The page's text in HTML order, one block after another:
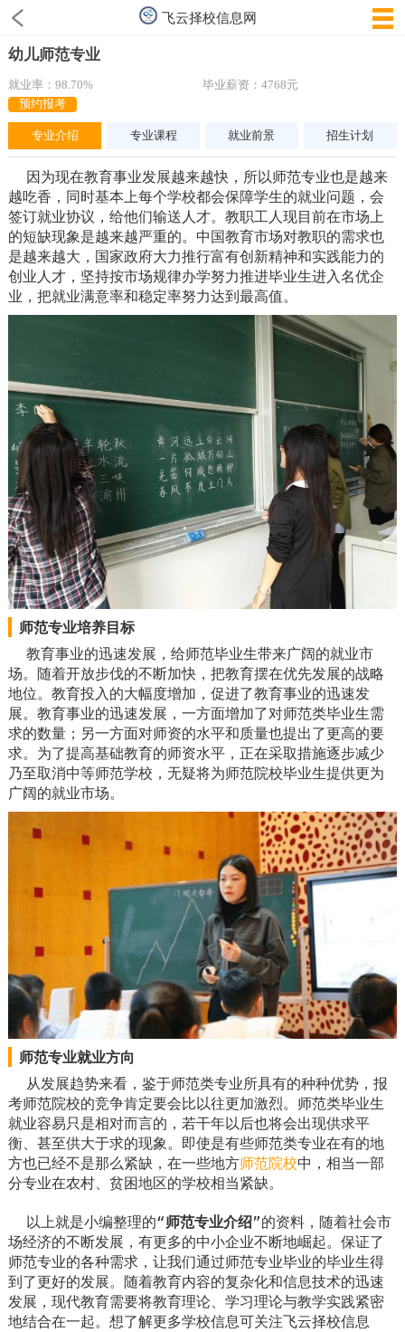
飞云择校信息网
幼儿师范专业
就业率：98.70% 毕业薪资：4768元
预约报考
专业介绍 专业课程 就业前景 招生计划
因为现在教育事业发展越来越快，所以师范专业也是越来
越吃香，同时基本上每个学校都会保障学生的就业问题，会
签订就业协议，给他们输送人才。教职工人现目前在市场上
的短缺现象是越来越严重的。中国教育市场对教职的需求也
是越来越大，国家政府大力推行富有创新精神和实践能力的
创业人才，坚持按市场规律办学努力推进毕业生进入名优企
业，把就业满意率和稳定率努力达到最高值。
师范专业培养目标
教育事业的迅速发展，给师范毕业生带来广阔的就业市
场。随着开放步伐的不断加快，把教育摆在优先发展的战略
地位。教育投入的大幅度增加，促进了教育事业的迅速发
展。教育事业的迅速发展，一方面增加了对师范类毕业生需
求的数量；另一方面对师资的水平和质量也提出了更高的要
求。为了提高基础教育的师资水平，正在采取措施逐步减少
乃至取消中等师范学校，无疑将为师范院校毕业生提供更为
广阔的就业市场。
师范专业就业方向
从发展趋势来看，鉴于师范类专业所具有的种种优势，报
考师范院校的竞争肯定要会比以往更加激烈。师范类毕业生
就业容易只是相对而言的，若干年以后也将会出现供求平
衡、甚至供大于求的现象。即使是有些师范类专业在有的地
方也已经不是那么紧缺，在一些地方师范院校中，相当一部
分专业在农村、贫困地区的学校相当紧缺。
以上就是小编整理的“师范专业介绍”的资料，随着社会市
场经济的不断发展，有更多的中小企业不断地崛起。保证了
师范专业的各种需求，让我们通过师范专业毕业的毕业生得
到了更好的发展。随着教育内容的复杂化和信息技术的迅速
发展，现代教育需要将教育理论、学习理论与教学实践紧密
地结合在一起。想了解更多学校信息可关注飞云择校信息